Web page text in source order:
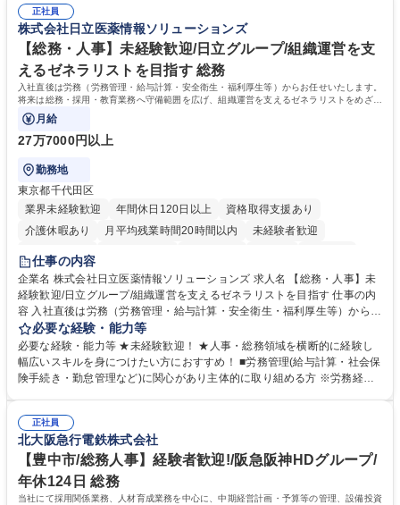
平均100件前後■メール・手紙：同上40件前後 募集職種 中野本社【お客様
相談室】お客様のお声をもとにより良い商品づくりへ貢献
すのでご安心ください。 【当社について】キリングループの広報機能を担
う会社として、お客様との出会いを大切にし、磨き上げたホスピタリティ
を込めてコミュニケーションをとりながら広報関連業務を行っておりま
す。 学歴・資格 学歴：大学院 大学 高専 短大 専修学校 高校 語学力： 資
格：
正社員
株式会社日立医薬情報ソリューションズ
【総務・人事】未経験歓迎/日立グループ/組織運営を支
えるゼネラリストを目指す 総務
入社直後は労務（労務管理・給与計算・安全衛生・福利厚生等）からお任せいたします。
将来は総務・採用・教育業務へ守備範囲を広げ、組織運営を支えるゼネラリストをめざせ
ます。
月給
27万7000円以上
勤務地
東京都千代田区
業界未経験歓迎
年間休日120日以上
資格取得支援あり
介護休暇あり
月平均残業時間20時間以内
未経験者歓迎
住宅手当あり
育休あり
完全週休2日制 交通費支給 土日祝休み 寮・社宅あり
仕事の内容
企業名 株式会社日立医薬情報ソリューションズ 求人名 【総務・人事】未
経験歓迎/日立グループ/組織運営を支えるゼネラリストを目指す 仕事の内
容 入社直後は労務（労務管理・給与計算・安全衛生・福利厚生等）からお
任せいたします。将来は総務・採用・教育業務へ守備範囲を広げ、組織運
営を支えるゼネラリストをめざせます。 ・初期業務：労働時間管理、給与
計算、社会保険対応、福利厚生管理、安全衛生、健康経営推進等をお任せ
します。ご経験に応じて、休職者管理など、幅広く経験を積んでいただき
幅広く経験を積みたい意欲がある方に最適な環境です。 募集職種 【総
務・人事】未経験歓迎/日立グループ/組織運営を支えるゼネラリストを目
指す
必要な経験・能力等
必要な経験・能力等 ★未経験歓迎！ ★人事・総務領域を横断的に経験し
幅広いスキルを身につけたい方におすすめ！ ■労務管理(給与計算・社会保
険手続き・勤怠管理など)に関心があり主体的に取り組める方 ※労務経験
のご経験 ■労務管理（給与計算・社会保険手続き・勤怠管理など）の経験
■衛生管理者の資格をお持ちの方 学歴・資格 学歴：大学院 大学 高専 短大
専修学校 高校 語学力： 資格：
正社員
北大阪急行電鉄株式会社
【豊中市/総務人事】経験者歓迎!/阪急阪神HDグループ/
年休124日 総務
当社にて採用関係業務、人材育成業務を中心に、中期経営計画・予算等の管理、設備投資